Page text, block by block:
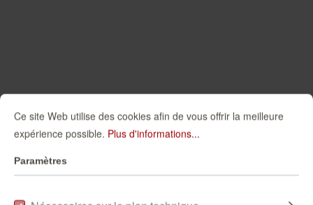
Ce site Web utilise des cookies afin de vous offrir la meilleure
expérience possible. Plus d'informations...
Paramètres